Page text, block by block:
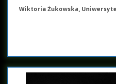
Wiktoria Żukowska,